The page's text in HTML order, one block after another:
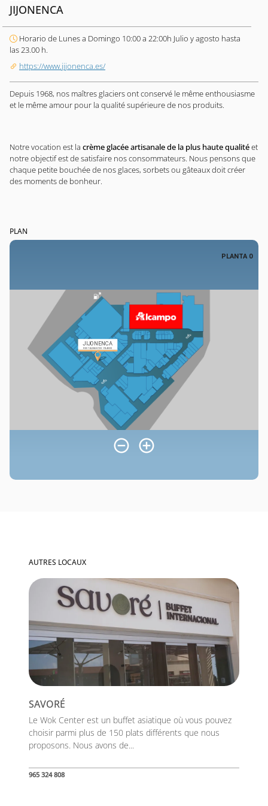
JIJONENCA
Horario de Lunes a Domingo 10:00 a 22:00h Julio y agosto hasta
las 23.00 h.
https://www.jijonenca.es/
Depuis 1968, nos maîtres glaciers ont conservé le même enthousiasme
et le même amour pour la qualité supérieure de nos produits.
Notre vocation est la crème glacée artisanale de la plus haute qualitéet
notre objectif est de satisfaire nos consommateurs. Nous pensons que
chaque petite bouchée de nos glaces, sorbets ou gâteaux doit créer
des moments de bonheur.
PLAN
AUTRES LOCAUX
SAVORÉ
Le Wok Center est un buffet asiatique où vous pouvez
choisir parmi plus de 150 plats différents que nous
proposons. Nous avons de...
965 324 808